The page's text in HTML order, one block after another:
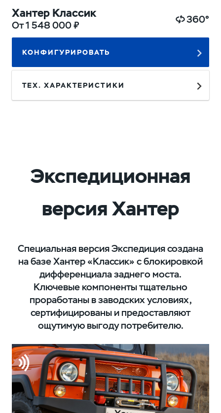
Хантер Классик
От 1 548 000 ₽ 360°
КОНФИГУРИРОВАТЬ
ТЕХ. ХАРАКТЕРИСТИКИ
Экспедиционная
версия Хантер
Специальная версия Экспедиция создана
на базе Хантер «Классик» с блокировкой
дифференциала заднего моста.
Ключевые компоненты тщательно
проработаны в заводских условиях,
сертифицированы и предоставляют
ощутимую выгоду потребителю.